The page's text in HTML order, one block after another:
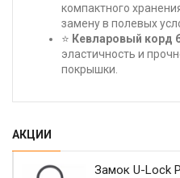
компактного
замену в полевых
⭐ Кевларовый корд
эластичность и
покрышки.
АКЦИИ
Замок U-Lock